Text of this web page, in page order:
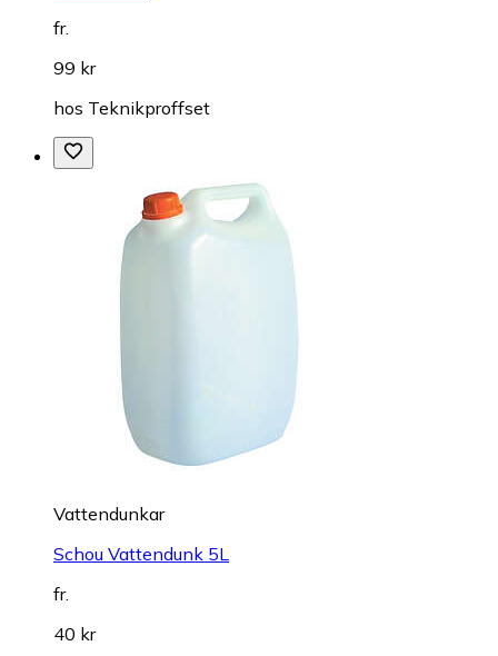
fr.
99 kr
hos Teknikproffset
Vattendunkar
Schou Vattendunk 5L
fr.
40 kr